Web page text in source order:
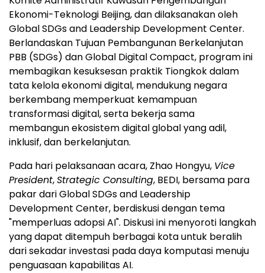
Ekonomi-Teknologi Beijing, dan dilaksanakan oleh
Global SDGs and Leadership Development Center.
Berlandaskan Tujuan Pembangunan Berkelanjutan
PBB (SDGs) dan Global Digital Compact, program ini
membagikan kesuksesan praktik Tiongkok dalam
tata kelola ekonomi digital, mendukung negara
berkembang memperkuat kemampuan
transformasi digital, serta bekerja sama
membangun ekosistem digital global yang adil,
inklusif, dan berkelanjutan.
Pada hari pelaksanaan acara, Zhao Hongyu, Vice
President,Strategic Consulting, BEDI, bersama para
pakar dari Global SDGs and Leadership
Development Center, berdiskusi dengan tema
"memperluas adopsi AI". Diskusi ini menyoroti langkah
yang dapat ditempuh berbagai kota untuk beralih
dari sekadar investasi pada daya komputasi menuju
penguasaan kapabilitas AI.